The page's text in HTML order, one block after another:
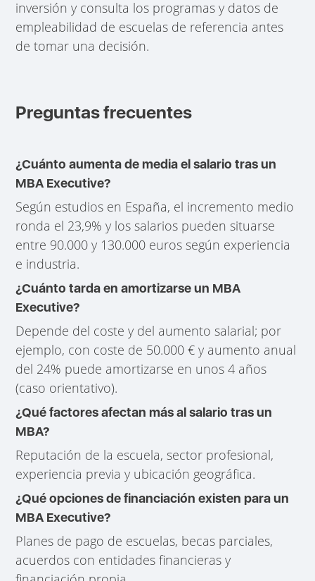
inversión y consulta los programas y datos de
empleabilidad de escuelas de referencia antes
de tomar una decisión.
Preguntas frecuentes
¿Cuánto aumenta de media el salario tras un
MBA Executive?
Según estudios en España, el incremento medio
ronda el 23,9% y los salarios pueden situarse
entre 90.000 y 130.000 euros según experiencia
e industria.
¿Cuánto tarda en amortizarse un MBA
Executive?
Depende del coste y del aumento salarial; por
ejemplo, con coste de 50.000 € y aumento anual
del 24% puede amortizarse en unos 4 años
(caso orientativo).
¿Qué factores afectan más al salario tras un
MBA?
Reputación de la escuela, sector profesional,
experiencia previa y ubicación geográfica.
¿Qué opciones de financiación existen para un
MBA Executive?
Planes de pago de escuelas, becas parciales,
acuerdos con entidades financieras y